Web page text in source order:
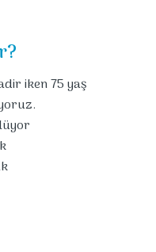
iken 75 yaş